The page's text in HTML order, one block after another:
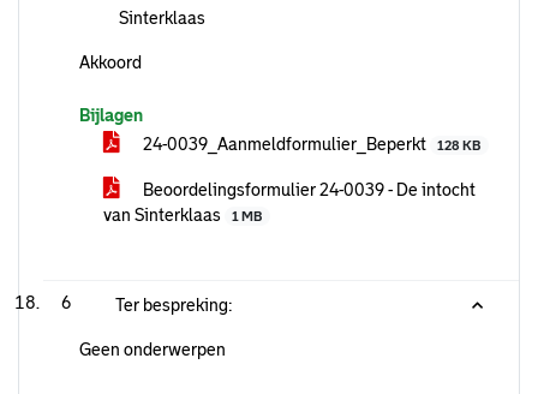
Sinterklaas
Akkoord
Bijlagen
24-0039_Aanmeldformulier_Beperkt
128 KB
Beoordelingsformulier 24-0039 - De intocht
van Sinterklaas
1 MB
6 Ter bespreking:
Geen onderwerpen